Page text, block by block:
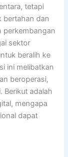
tetapi
bertahan dan
perkembangan
sektor
beralih ke
ini melibatkan
beroperasi,
Berikut adalah
mengapa
dapat